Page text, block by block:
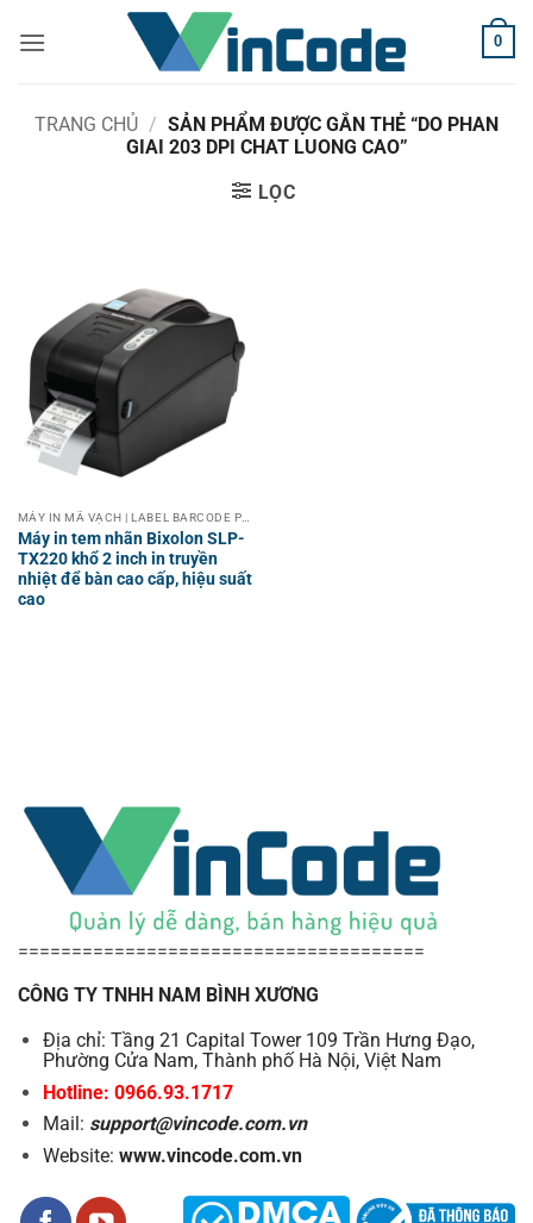
qua
0
TRANG CHỦ / SẢN PHẨM ĐƯỢC GẮN THẺ “DO PHAN
GIAI 203 DPI CHAT LUONG CAO”
LỌC
Máy in tem nhãn Bixolon SLP-
TX220 khổ 2 inch in truyền
nhiệt để bàn cao cấp, hiệu suất
cao
======================================
CÔNG TY TNHH NAM BÌNH XƯƠNG
Địa chỉ: Tầng 21 Capital Tower 109 Trần Hưng Đạo,
Phường Cửa Nam, Thành phố Hà Nội, Việt Nam
Hotline: 0966.93.1717
Mail: support@vincode.com.vn
Website: www.vincode.com.vn